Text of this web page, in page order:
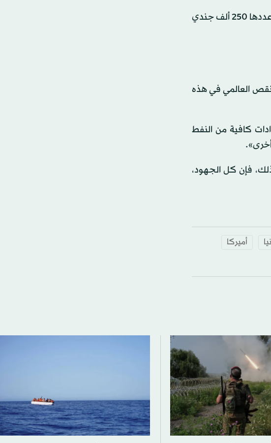
ويتمركز أكثر من نصفهم؛ أي نحو 36400 في ألمانيا. ويمثل هذا جزءاً بسيطاً من القوات الأميركية البالغ عددها 250 ألف جندي
العالمي في هذه
كافية من ‌النفط
فإن كل الجهود،
أميركا